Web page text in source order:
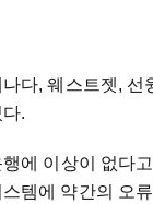
다, 웨스트젯, 선
.
에 이상이 없다
템에 약간의 오